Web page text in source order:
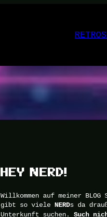
RETRO
HEY NERD!
Willkommen auf meiner
gibt so viele NERDs da
Unterkunft suchen.Such